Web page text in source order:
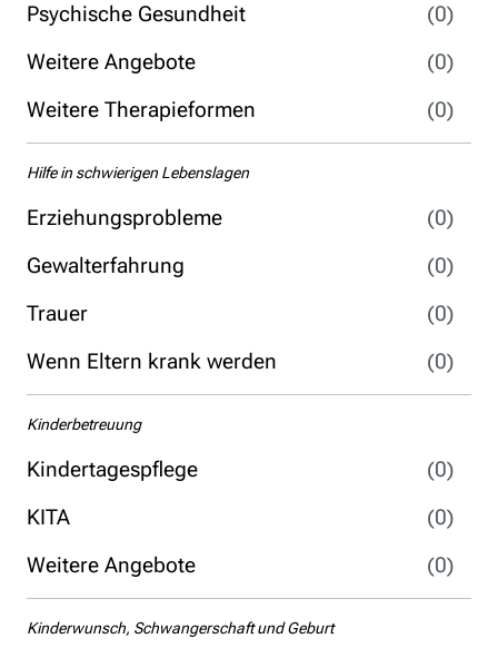
Psychische Gesundheit
(0)
Weitere Angebote
(0)
Weitere Therapieformen
(0)
Hilfe in schwierigen Lebenslagen
Erziehungsprobleme
(0)
Gewalterfahrung
(0)
Trauer
(0)
Wenn Eltern krank werden
(0)
Kinderbetreuung
Kindertagespflege
(0)
KITA
(0)
Weitere Angebote
(0)
Kinderwunsch, Schwangerschaft und Geburt